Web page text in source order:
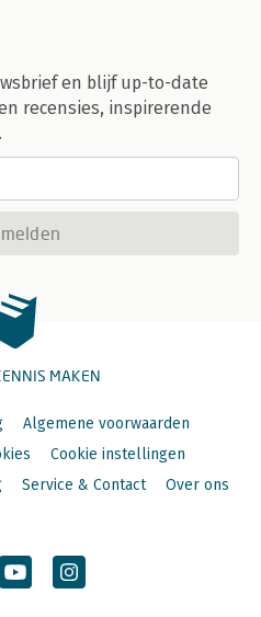
en blijf up-to-date
recensies, inspirerende
MAKEN
Algemene voorwaarden
Cookie instellingen
Service & Contact Over ons